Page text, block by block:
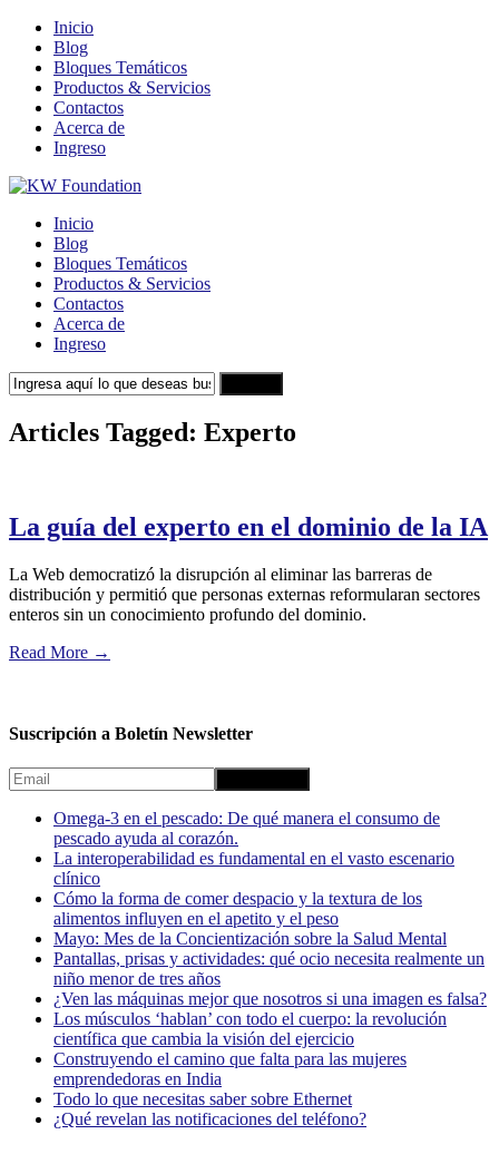
Inicio
Blog
Bloques Temáticos
Productos & Servicios
Contactos
Acerca de
Ingreso
Inicio
Blog
Bloques Temáticos
Productos & Servicios
Contactos
Acerca de
Ingreso
Articles Tagged: Experto
La guía del experto en el dominio de la IA
La Web democratizó la disrupción al eliminar las barreras de
distribución y permitió que personas externas reformularan sectores
enteros sin un conocimiento profundo del dominio.
Read More →
Suscripción a Boletín Newsletter
Omega-3 en el pescado: De qué manera el consumo de
pescado ayuda al corazón.
La interoperabilidad es fundamental en el vasto escenario
clínico
Cómo la forma de comer despacio y la textura de los
alimentos influyen en el apetito y el peso
Mayo: Mes de la Concientización sobre la Salud Mental
Pantallas, prisas y actividades: qué ocio necesita realmente un
niño menor de tres años
¿Ven las máquinas mejor que nosotros si una imagen es falsa?
Los músculos ‘hablan’ con todo el cuerpo: la revolución
científica que cambia la visión del ejercicio
Construyendo el camino que falta para las mujeres
emprendedoras en India
Todo lo que necesitas saber sobre Ethernet
¿Qué revelan las notificaciones del teléfono?